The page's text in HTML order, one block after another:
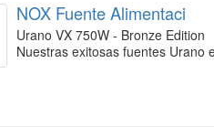
NOX Fuente Alimentaci
Urano VX 750W - Bronze Edition
Nuestras exitosas fuentes